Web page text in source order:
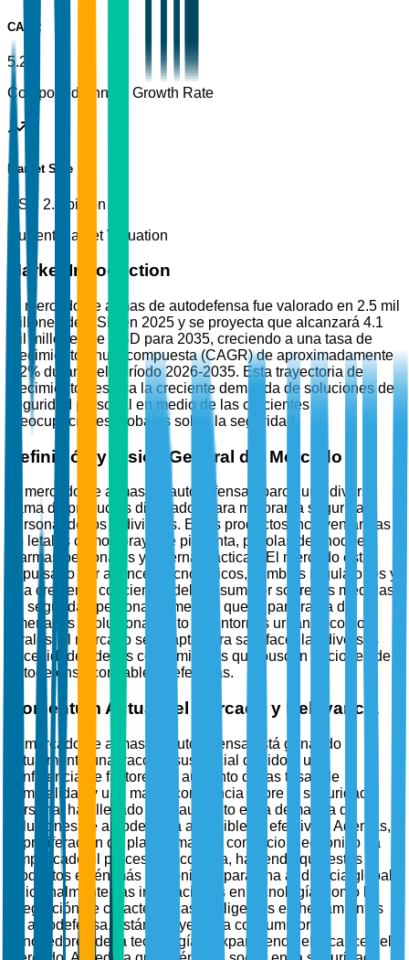
CAGR
5.2%
Compound Annual Growth Rate
Market Size
USD 2.5 billion
Current Market Valuation
Market Introduction
El mercado de armas de autodefensa fue valorado en 2.5 mil
millones de USD en 2025 y se proyecta que alcanzará 4.1
mil millones de USD para 2035, creciendo a una tasa de
crecimiento anual compuesta (CAGR) de aproximadamente
5.2% durante el período 2026-2035. Esta trayectoria de
crecimiento destaca la creciente demanda de soluciones de
seguridad personal en medio de las crecientes
preocupaciones globales sobre la seguridad.
Definición y Visión General del Mercado
El mercado de armas de autodefensa abarca una diversa
gama de productos diseñados para mejorar la seguridad
personal de los individuos. Estos productos incluyen armas
no letales como sprays de pimienta, pistolas de choque,
alarmas personales y linternas tácticas. El mercado está
impulsado por avances tecnológicos, cambios regulatorios y
una creciente conciencia del consumidor sobre las medidas
de seguridad personal. A medida que el panorama de
amenazas evoluciona, tanto en entornos urbanos como
rurales, el mercado se adapta para satisfacer las diversas
necesidades de los consumidores que buscan opciones de
autodefensa confiables y efectivas.
Momentum Actual del Mercado y Relevancia
El mercado de armas de autodefensa está ganando
actualmente una tracción sustancial debido a una
confluencia de factores. El aumento de las tasas de
criminalidad y una mayor conciencia sobre la seguridad
personal han llevado a un aumento en la demanda de
soluciones de autodefensa accesibles y efectivas. Además,
la proliferación de plataformas de comercio electrónico ha
simplificado el proceso de compra, haciendo que estos
productos estén más disponibles para una audiencia global.
Adicionalmente, las innovaciones en tecnología, como la
integración de características inteligentes en herramientas
de autodefensa, están atrayendo a consumidores
conocedores de la tecnología y expandiendo el alcance del